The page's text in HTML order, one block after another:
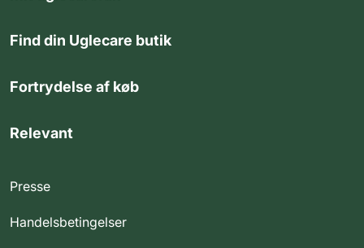
Find din Uglecare butik
Fortrydelse af køb
Relevant
Presse
Handelsbetingelser